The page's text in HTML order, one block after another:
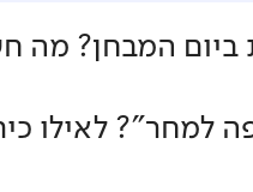
המבחן? מה
למחר"? לאילו